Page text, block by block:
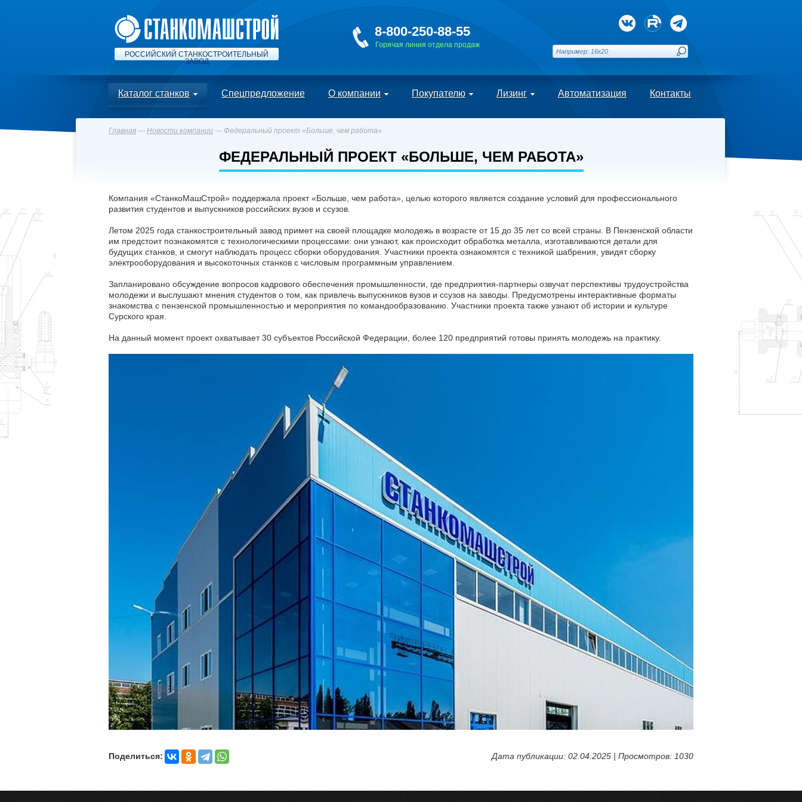
РОССИЙСКИЙ СТАНКОСТРОИТЕЛЬНЫЙ
ЗАВОД
8-800-250-88-55
Горячая линия отдела продаж
Каталог станков Спецпредложение О компании Покупателю Лизинг Автоматизация Контакты
Главная — Новости компании — Федеральный проект «Больше, чем работа»
ФЕДЕРАЛЬНЫЙ ПРОЕКТ «БОЛЬШЕ, ЧЕМ РАБОТА»
Компания «СтанкоМашСтрой» поддержала проект «Больше, чем работа», целью которого является создание условий для профессионального
развития студентов и выпускников российских вузов и ссузов.
Летом 2025 года станкостроительный завод примет на своей площадке молодежь в возрасте от 15 до 35 лет со всей страны. В Пензенской области
им предстоит познакомятся с технологическими процессами: они узнают, как происходит обработка металла, изготавливаются детали для
будущих станков, и смогут наблюдать процесс сборки оборудования. Участники проекта ознакомятся с техникой шабрения, увидят сборку
электрооборудования и высокоточных станков с числовым программным управлением.
Запланировано обсуждение вопросов кадрового обеспечения промышленности, где предприятия-партнеры озвучат перспективы трудоустройства
молодежи и выслушают мнения студентов о том, как привлечь выпускников вузов и ссузов на заводы. Предусмотрены интерактивные форматы
знакомства с пензенской промышленностью и мероприятия по командообразованию. Участники проекта также узнают об истории и культуре
Сурского края.
На данный момент проект охватывает 30 субъектов Российской Федерации, более 120 предприятий готовы принять молодежь на практику.
Поделиться: Дата публикации: 02.04.2025 | Просмотров: 1030